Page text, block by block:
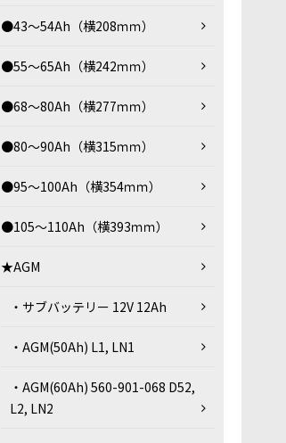
●43～54Ah（横208ｍｍ）
●55～65Ah（横242ｍｍ）
●68～80Ah（横277ｍｍ）
●80～90Ah（横315ｍｍ）
●95～100Ah（横354ｍｍ）
●105～110Ah（横393ｍｍ）
★AGM
・サブバッテリー 12V 12Ah
・AGM(50Ah) L1, LN1
・AGM(60Ah) 560-901-068 D52,
L2, LN2